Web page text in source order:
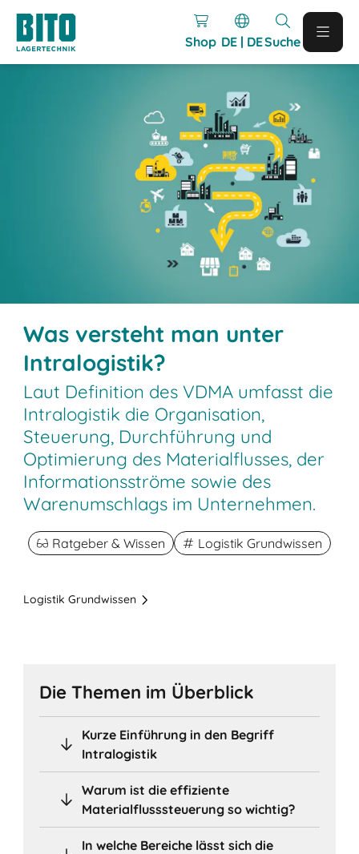
Shop DE | DESuche
Was versteht man unter
Intralogistik?
Laut Definition des VDMA umfasst die
Intralogistik die Organisation,
Steuerung, Durchführung und
Optimierung des Materialflusses, der
Informationsströme sowie des
Warenumschlags im Unternehmen.
Ratgeber & Wissen Logistik Grundwissen
Logistik Grundwissen
Die Themen im Überblick
Kurze Einführung in den Begriff
Intralogistik
Warum ist die effiziente
Materialflusssteuerung so wichtig?
In welche Bereiche lässt sich die